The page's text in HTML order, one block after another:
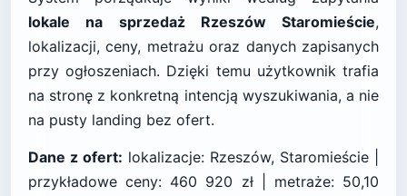
lokale na sprzedaż Rzeszów Staromieście,
lokalizacji, ceny, metrażu oraz danych zapisanych
przy ogłoszeniach. Dzięki temu użytkownik trafia
na stronę z konkretną intencją wyszukiwania, a nie
na pusty landing bez ofert.
Dane z ofert: lokalizacje: Rzeszów, Staromieście |
przykładowe ceny: 460 920 zł | metraże: 50,10